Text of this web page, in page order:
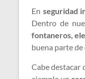
En seguridad
Dentro de
fontaneros,
buena parte
Cabe destacar